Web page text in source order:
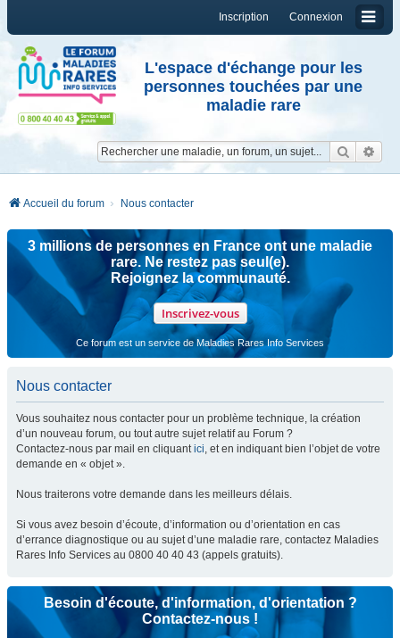
Connexion
Inscription
L'espace d'échange pour les
personnes touchées par une
maladie rare
Accueil du forum Nous contacter
3 millions de personnes en France ont une maladie
rare. Ne restez pas seul(e).
Rejoignez la communauté.
Inscrivez-vous
Ce forum est un service de Maladies Rares Info Services
Nous contacter
Vous souhaitez nous contacter pour un problème technique, la création
d’un nouveau forum, ou tout autre sujet relatif au Forum ?
Contactez-nous par mail en cliquantici, et en indiquant bien l’objet de votre
demande en « objet ».
Nous traiterons votre demande dans les meilleurs délais.
Si vous avez besoin d’écoute, d’information ou d’orientation en cas
d’errance diagnostique ou au sujet d’une maladie rare, contactez Maladies
Rares Info Services au 0800 40 40 43 (appels gratuits).
Besoin d'écoute, d'information, d'orientation ?
Contactez-nous !